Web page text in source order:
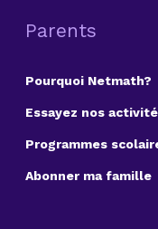
Parents
Pourquoi Netmath?
Essayez nos
Programmes
Abonner ma famille